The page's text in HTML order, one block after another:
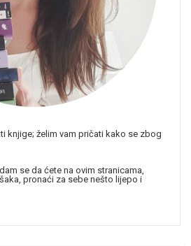
knjige; želim vam pričati kako se zbog
se da ćete na ovim stranicama,
pronaći za sebe nešto lijepo i